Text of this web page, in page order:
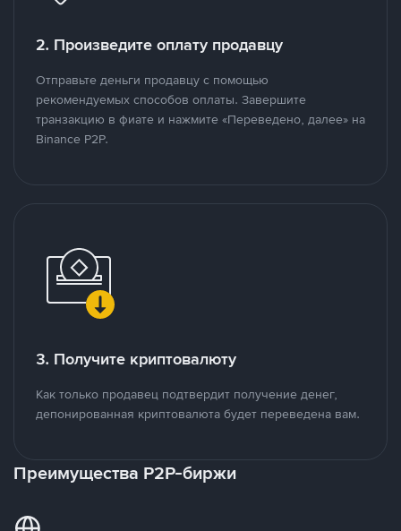
2. Произведите оплату продавцу
Отправьте деньги продавцу с помощью
рекомендуемых способов оплаты. Завершите
транзакцию в фиате и нажмите «Переведено, далее» на
Binance P2P.
3. Получите криптовалюту
Как только продавец подтвердит получение денег,
депонированная криптовалюта будет переведена вам.
Преимущества P2P-биржи